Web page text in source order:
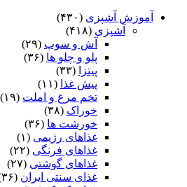
آموزش آشپزی (۴۳۰)
آشپزی (۴۱۸)
آش و سوپ (۲۹)
پلو و چلو ها (۳۶)
پیتزا
(۳۳)
پیش غذا (۱۱)
تخم مرغ و املت (۱۹)
خوراک (۳۸)
خورشت ها (۳۶)
غذاهای رژیمی (۱)
غذاهای فرنگی (۲۲)
غذاهای گوشتی (۲۷)
غذای سنتی ایران (۳۶)